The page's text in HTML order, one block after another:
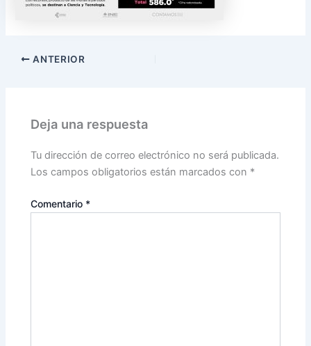
ANTERIOR
Deja una respuesta
Tu dirección de correo electrónico no será publicada.
Los campos obligatorios están marcados con *
Comentario *